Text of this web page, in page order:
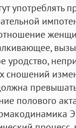
употреблять
уродство,
сношений
полового